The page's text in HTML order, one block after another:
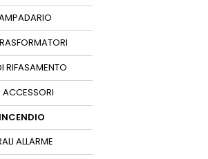
RIFASAMENTO
ACCESSORI
ALLARME